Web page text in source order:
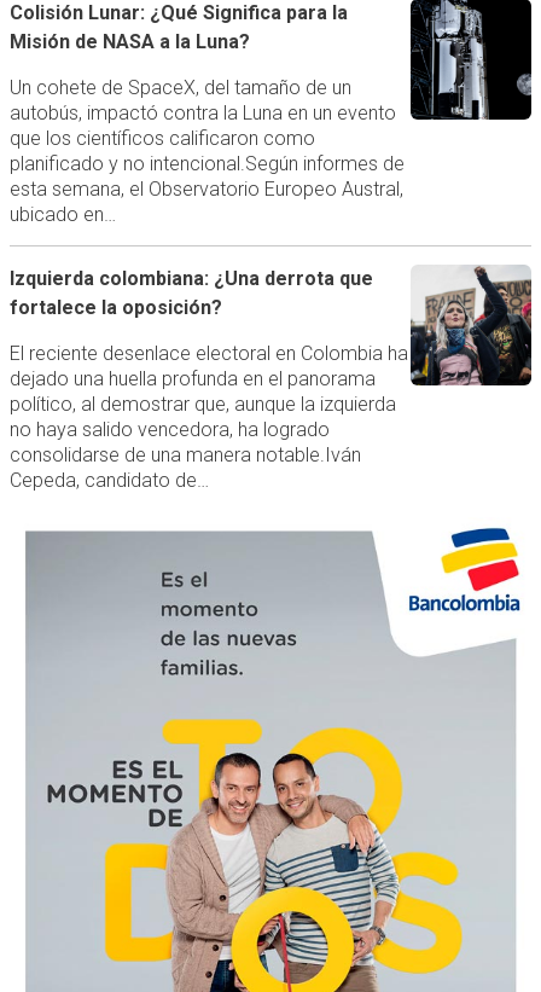
Colisión Lunar: ¿Qué Significa para la
Misión de NASA a la Luna?
Un cohete de SpaceX, del tamaño de un
autobús, impactó contra la Luna en un evento
que los científicos calificaron como
planificado y no intencional.Según informes de
esta semana, el Observatorio Europeo Austral,
ubicado en…
Izquierda colombiana: ¿Una derrota que
fortalece la oposición?
El reciente desenlace electoral en Colombia ha
dejado una huella profunda en el panorama
político, al demostrar que, aunque la izquierda
no haya salido vencedora, ha logrado
consolidarse de una manera notable.Iván
Cepeda, candidato de…